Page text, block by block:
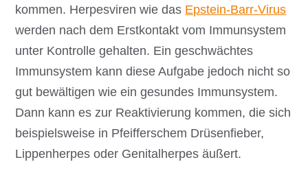
kommen. Herpesviren wie das Epstein-Barr-Virus
werden nach dem Erstkontakt vom Immunsystem
unter Kontrolle gehalten. Ein geschwächtes
Immunsystem kann diese Aufgabe jedoch nicht so
gut bewältigen wie ein gesundes Immunsystem.
Dann kann es zur Reaktivierung kommen, die sich
beispielsweise in Pfeifferschem Drüsenfieber,
Lippenherpes oder Genitalherpes äußert.